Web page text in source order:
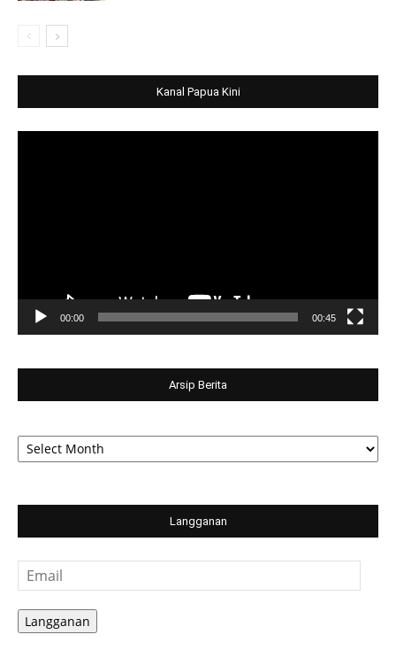
Kanal Papua Kini
00:00 00:45
Arsip Berita
Arsip
Berita
Langganan
Email
Langganan